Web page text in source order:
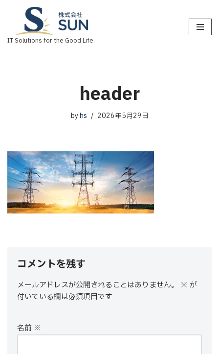
ン
IT Solutions for the Good Life.
header
byhs 2026年5月29日
コメントを残す
メールアドレスが公開されることはありません。 ※ が
付いている欄は必須項目です
名前 ※